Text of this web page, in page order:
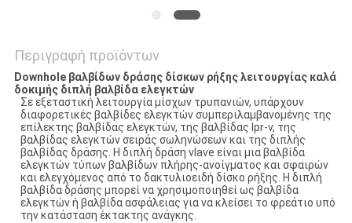
Περιγραφή προϊόντων
Downhole βαλβίδων δράσης δίσκων ρήξης λειτουργίας καλά
δοκιμής διπλή βαλβίδα ελεγκτών
Σε εξεταστική λειτουργία μίσχων τρυπανιών, υπάρχουν
διαφορετικές βαλβίδες ελεγκτών συμπεριλαμβανομένης της
επίλεκτης βαλβίδας ελεγκτών, της βαλβίδας lpr-ν, της
βαλβίδας ελεγκτών σειράς σωληνώσεων και της διπλής
βαλβίδας δράσης. Η διπλή δράση vlave είναι μια βαλβίδα
ελεγκτών τύπων βαλβίδων πλήρης-ανοίγματος και σφαιρών
και ελεγχόμενος από το δακτυλιοειδή δίσκο ρήξης. Η διπλή
βαλβίδα δράσης μπορεί να χρησιμοποιηθεί ως βαλβίδα
ελεγκτών ή βαλβίδα ασφάλειας για να κλείσει το φρεάτιο υπό
την κατάσταση έκτακτης ανάγκης.